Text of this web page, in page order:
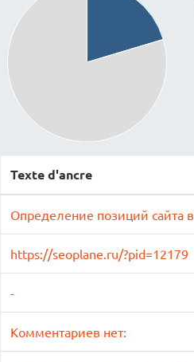
Texte d'ancre
Определение позиций сайта
https://seoplane.ru/?pid=12179
-
Комментариев нет: